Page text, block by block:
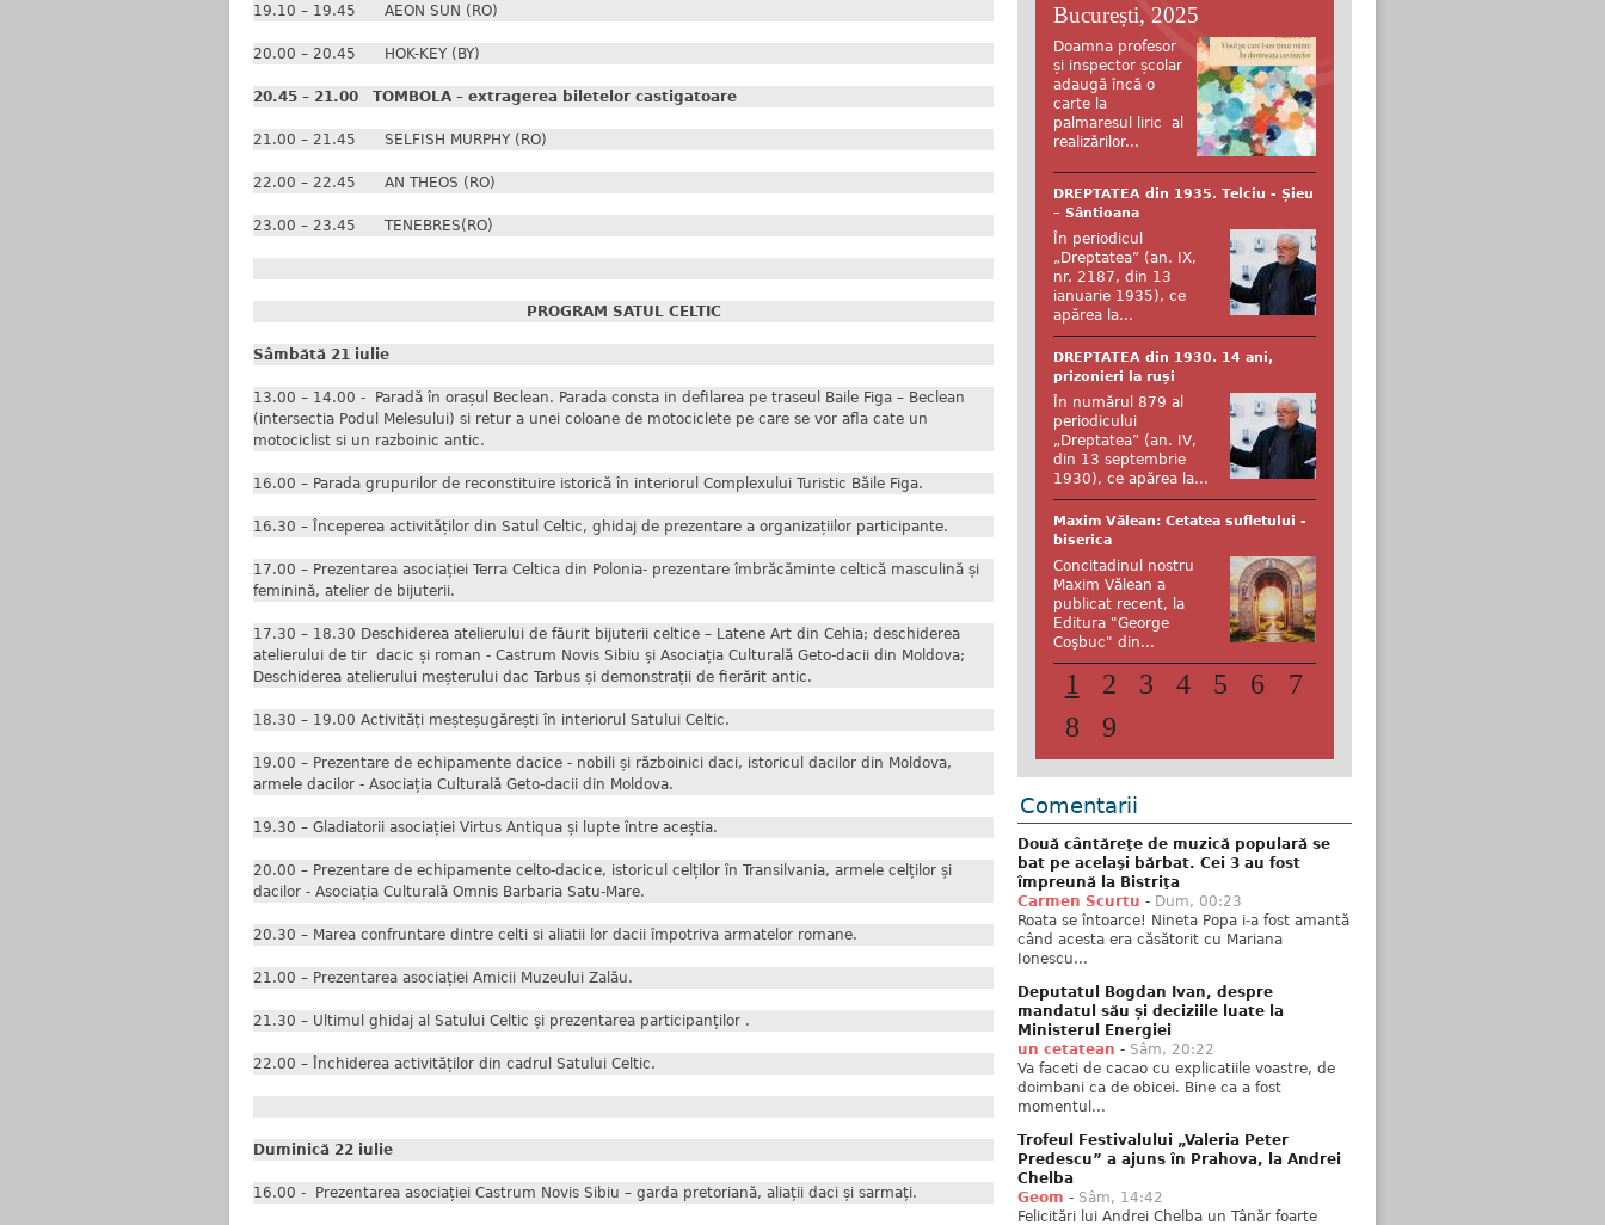
19.10 – 19.45 AEON SUN (RO)
20.00 – 20.45 HOK-KEY (BY)
20.45 – 21.00 TOMBOLA – extragerea biletelor castigatoare
21.00 – 21.45 SELFISH MURPHY (RO)
22.00 – 22.45 AN THEOS (RO)
23.00 – 23.45 TENEBRES(RO)
PROGRAM SATUL CELTIC
Sâmbătă 21 iulie
13.00 – 14.00 - Paradă în orașul Beclean. Parada consta in defilarea pe traseul Baile Figa – Beclean
(intersectia Podul Melesului) si retur a unei coloane de motociclete pe care se vor afla cate un
motociclist si un razboinic antic.
16.00 – Parada grupurilor de reconstituire istorică în interiorul Complexului Turistic Băile Figa.
16.30 – Începerea activităților din Satul Celtic, ghidaj de prezentare a organizațiilor participante.
17.00 – Prezentarea asociației Terra Celtica din Polonia- prezentare îmbrăcăminte celtică masculină și
feminină, atelier de bijuterii.
17.30 – 18.30 Deschiderea atelierului de făurit bijuterii celtice – Latene Art din Cehia; deschiderea
atelierului de tir dacic și roman - Castrum Novis Sibiu și Asociația Culturală Geto-dacii din Moldova;
Deschiderea atelierului meșterului dac Tarbus și demonstrații de fierărit antic.
18.30 – 19.00 Activități meșteșugărești în interiorul Satului Celtic.
19.00 – Prezentare de echipamente dacice - nobili și războinici daci, istoricul dacilor din Moldova,
armele dacilor - Asociația Culturală Geto-dacii din Moldova.
19.30 – Gladiatorii asociației Virtus Antiqua și lupte între aceștia.
20.00 – Prezentare de echipamente celto-dacice, istoricul celților în Transilvania, armele celților și
dacilor - Asociația Culturală Omnis Barbaria Satu-Mare.
20.30 – Marea confruntare dintre celti si aliatii lor dacii împotriva armatelor romane.
21.00 – Prezentarea asociației Amicii Muzeului Zalău.
21.30 – Ultimul ghidaj al Satului Celtic și prezentarea participanților .
22.00 – Închiderea activităților din cadrul Satului Celtic.
Duminică 22 iulie
16.00 - Prezentarea asociației Castrum Novis Sibiu – garda pretoriană, aliații daci și sarmați.
București, 2025
Doamna profesor
și inspector școlar
adaugă încă o
carte la
palmaresul liric al
realizărilor...
DREPTATEA din 1935. Telciu - Șieu
– Sântioana
În periodicul
„Dreptatea” (an. IX,
nr. 2187, din 13
ianuarie 1935), ce
apărea la...
DREPTATEA din 1930. 14 ani,
prizonieri la ruși
În numărul 879 al
periodicului
„Dreptatea” (an. IV,
din 13 septembrie
1930), ce apărea la...
Maxim Vălean: Cetatea sufletului -
biserica
Concitadinul nostru
Maxim Vălean a
publicat recent, la
Editura "George
Coşbuc" din...
1 2 3 4 5 6
7
8
9
Comentarii
Două cântăreţe de muzică populară se
bat pe acelaşi bărbat. Cei 3 au fost
împreună la Bistriţa
Carmen Scurtu - Dum, 00:23
Roata se întoarce! Nineta Popa i-a fost amantă
când acesta era căsătorit cu Mariana
Ionescu...
Deputatul Bogdan Ivan, despre
mandatul său și deciziile luate la
Ministerul Energiei
un cetatean - Sâm, 20:22
Va faceti de cacao cu explicatiile voastre, de
doimbani ca de obicei. Bine ca a fost
momentul...
Trofeul Festivalului „Valeria Peter
Predescu” a ajuns în Prahova, la Andrei
Chelba
Geom - Sâm, 14:42
Felicitări lui Andrei Chelba un Tânăr foarte